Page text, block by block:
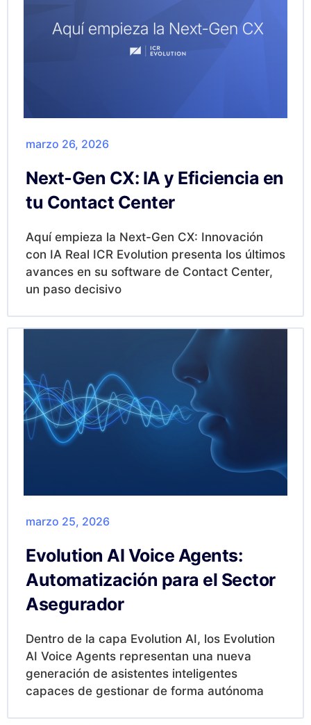
marzo 26, 2026
Next-Gen CX: IA y Eficiencia en
tu Contact Center
Aquí empieza la Next-Gen CX: Innovación
con IA Real ICR Evolution presenta los últimos
avances en su software de Contact Center,
un paso decisivo
marzo 25, 2026
Evolution AI Voice Agents:
Automatización para el Sector
Asegurador
Dentro de la capa Evolution AI, los Evolution
AI Voice Agents representan una nueva
generación de asistentes inteligentes
capaces de gestionar de forma autónoma